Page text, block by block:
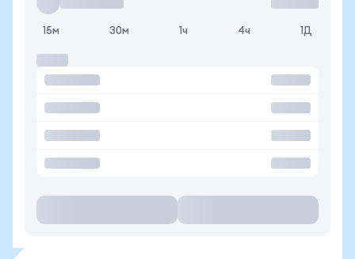
15м 30м 1ч 4ч 1Д